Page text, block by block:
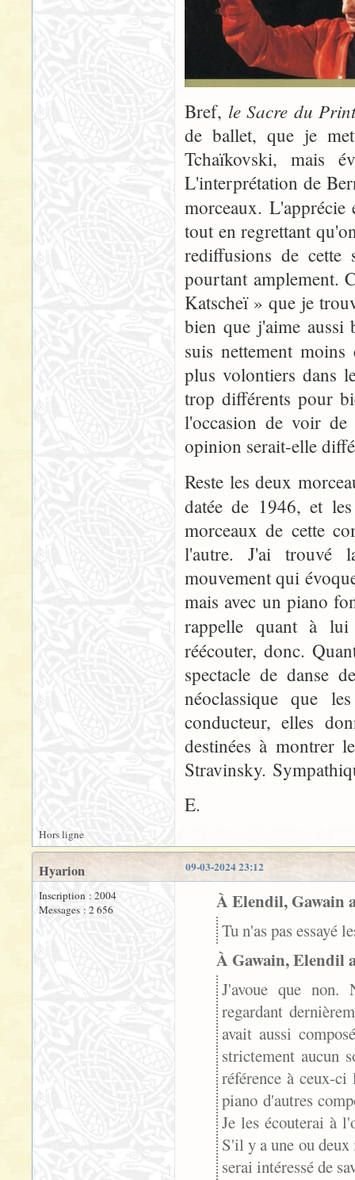
Bref, le Sacre du
de ballet, que je
Tchaïkovski, mais
L'interprétation de
morceaux. L'apprécie
tout en regrettant
rediffusions de
pourtant amplement.
Katscheï » que je
bien que j'aime aussi
suis nettement
plus volontiers dans
trop différents pour
l'occasion de voir de
opinion serait-elle
Reste les deux
datée de 1946, et
morceaux de cette
l'autre. J'ai trouvé
mouvement qui
mais avec un piano
rappelle quant à
réécouter, donc.
spectacle de danse
néoclassique que
conducteur, elles
destinées à montrer
Stravinsky.
E.
Hors ligne
09-03-2024 23:12
Hyarion
Inscription : 2004
Messages : 2 656
À Elendil, Gawain
Tu n'as pas essayé
À Gawain, Elendil
J'avoue que non.
regardant
avait aussi
strictement aucun
référence à ceux-ci
piano d'autres
Je les écouterai à
S'il y a une ou
serai intéressé de